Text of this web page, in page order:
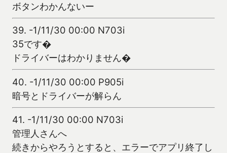
ボタンわかんないー
39. -1/11/30 00:00 N703i
35です�
ドライバーはわかりません�
40. -1/11/30 00:00 P905i
暗号とドライバーが解らん
41. -1/11/30 00:00 N703i
管理人さんへ
続きからやろうとすると、エラーでアプリ終了し